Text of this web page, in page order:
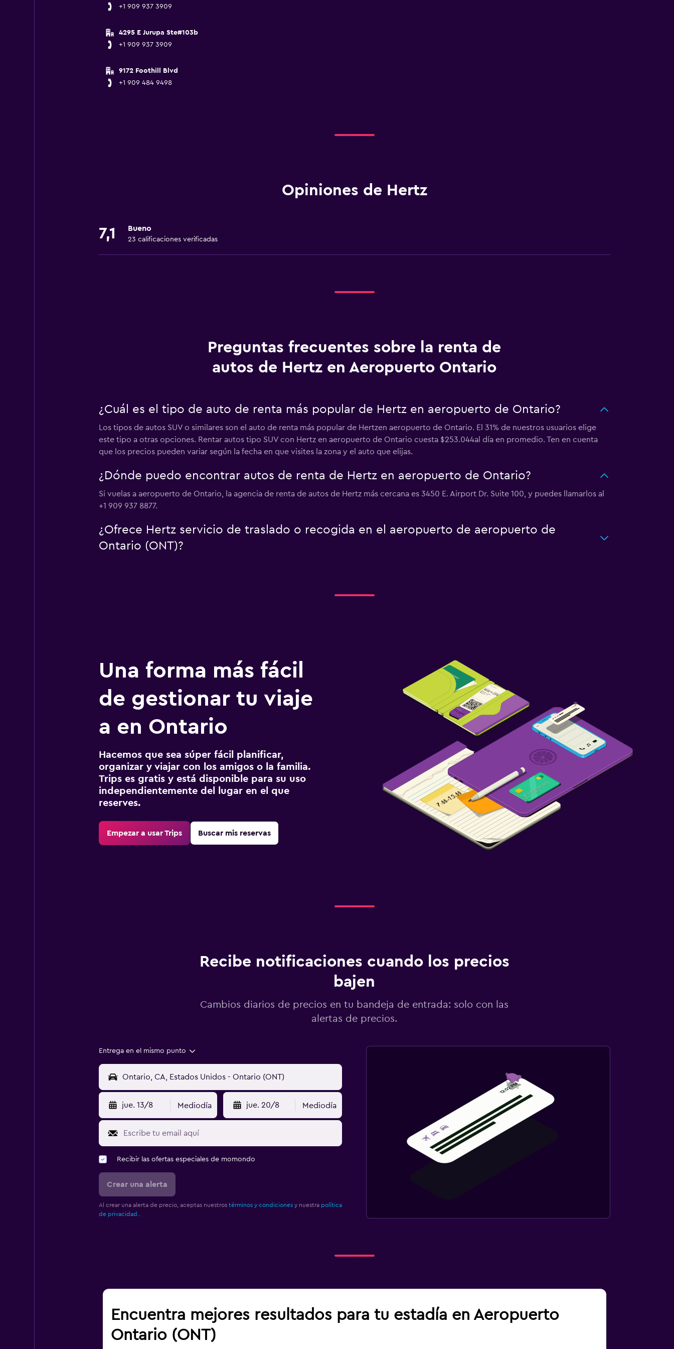
+1 909 937 3909
4295 E Jurupa Ste#103b
+1 909 937 3909
9172 Foothill Blvd
+1 909 484 9498
Opiniones de Hertz
7,1 Bueno
23 calificaciones verificadas
Preguntas frecuentes sobre la renta de
autos de Hertz en Aeropuerto Ontario
¿Cuál es el tipo de auto de renta más popular de Hertz en aeropuerto de Ontario?
Los tipos de autos SUV o similares son el auto de renta más popular de Hertzen aeropuerto de Ontario. El 31% de nuestros usuarios elige
este tipo a otras opciones. Rentar autos tipo SUV con Hertz en aeropuerto de Ontario cuesta $253.044al día en promedio. Ten en cuenta
que los precios pueden variar según la fecha en que visites la zona y el auto que elijas.
¿Dónde puedo encontrar autos de renta de Hertz en aeropuerto de Ontario?
Si vuelas a aeropuerto de Ontario, la agencia de renta de autos de Hertz más cercana es 3450 E. Airport Dr. Suite 100, y puedes llamarlos al
+1 909 937 8877.
¿Ofrece Hertz servicio de traslado o recogida en el aeropuerto de aeropuerto de
Ontario (ONT)?
Una forma más fácil
de gestionar tu viaje
a en Ontario
Hacemos que sea súper fácil planificar,
organizar y viajar con los amigos o la familia.
Trips es gratis y está disponible para su uso
independientemente del lugar en el que
reserves.
Empezar a usar Trips Buscar mis reservas
Recibe notificaciones cuando los precios
bajen
Cambios diarios de precios en tu bandeja de entrada: solo con las
alertas de precios.
Entrega en el mismo punto
jue. 13/8 Mediodía jue. 20/8 Mediodía
Recibir las ofertas especiales de momondo
Crear una alerta
Al crear una alerta de precio, aceptas nuestros términos y condicionesy nuestra política
de privacidad.
Encuentra mejores resultados para tu estadía en Aeropuerto
Ontario (ONT)